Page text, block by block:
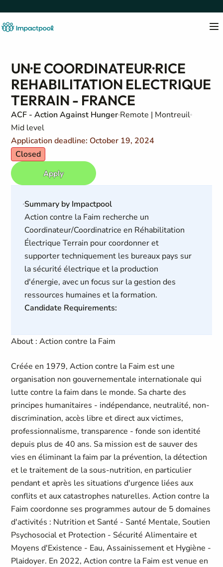
UN·E COORDINATEUR·RICE
REHABILITATION ELECTRIQUE
TERRAIN - FRANCE
ACF - Action Against Hunger Remote | Montreuil
Mid level
Application deadline: October 19, 2024
Closed
Apply
Summary by Impactpool
Action contre la Faim recherche un
Coordinateur/Coordinatrice en Réhabilitation
Électrique Terrain pour coordonner et
supporter techniquement les bureaux pays sur
la sécurité électrique et la production
d'énergie, avec un focus sur la gestion des
ressources humaines et la formation.
Candidate Requirements:
About : Action contre la Faim
Créée en 1979, Action contre la Faim est une
organisation non gouvernementale internationale qui
lutte contre la faim dans le monde. Sa charte des
principes humanitaires - indépendance, neutralité, non-
discrimination, accès libre et direct aux victimes,
professionnalisme, transparence - fonde son identité
depuis plus de 40 ans. Sa mission est de sauver des
vies en éliminant la faim par la prévention, la détection
et le traitement de la sous-nutrition, en particulier
pendant et après les situations d'urgence liées aux
conflits et aux catastrophes naturelles. Action contre la
Faim coordonne ses programmes autour de 5 domaines
d'activités : Nutrition et Santé - Santé Mentale, Soutien
Psychosocial et Protection - Sécurité Alimentaire et
Moyens d'Existence - Eau, Assainissement et Hygiène -
Plaidoyer. En 2022, Action contre la Faim est venue en